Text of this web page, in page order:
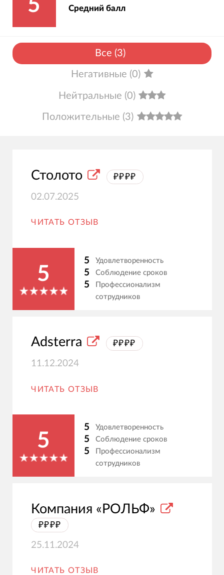
5 Средний балл
Все (3)
Негативные (0)
Нейтральные (0)
Положительные (3)
Столото ₽₽₽₽
02.07.2025
ЧИТАТЬ ОТЗЫВ
5
5 Удовлетворенность
5 Соблюдение сроков
5
Профессионализм
сотрудников
Adsterra ₽₽₽₽
11.12.2024
ЧИТАТЬ ОТЗЫВ
5
5 Удовлетворенность
5 Соблюдение сроков
5
Профессионализм
сотрудников
Компания «РОЛЬФ»
₽₽₽₽
25.11.2024
ЧИТАТЬ ОТЗЫВ